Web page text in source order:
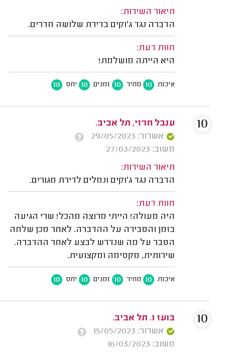
תיאור השירות:
הדברה נגד ג'וקים בדירת שלושה חדרים.
חוות דעת:
היא הייתה מושלמת!
איכות 10 מחיר 10 זמנים 10 יחס 10
ענבל חרזי, תל אביב.
אשרור: 29/05/2023
משוב: 27/03/2023
תיאור השירות:
הדברה נגד ג'וקים ונמלים לדירת מגורים.
חוות דעת:
היה מעולה! הייתי מרוצה מהכל! שרי הגיעה
בזמן והסבירה על ההדברה. לאחר מכן שלחה
הסבר על מה שנדרש לבצע לאחר ההדברה.
שירותית, מקסימה ומקצועית.
איכות 10 מחיר 10 זמנים 10 יחס 10
10
בועז ו. תל אביב.
אשרור: 15/05/2023
משוב: 16/03/2023
10